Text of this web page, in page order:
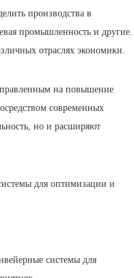
производства в
промышленность и другие.
отраслях экономики.
на повышение
современных
но и расширяют
для оптимизации и
системы для